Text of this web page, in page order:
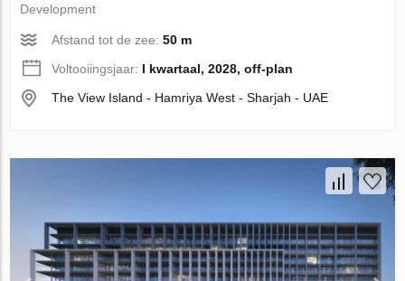
Development
Afstand tot de zee:50 m
Voltooiingsjaar: I kwartaal, 2028, off-plan
The View Island - Hamriya West - Sharjah - UAE